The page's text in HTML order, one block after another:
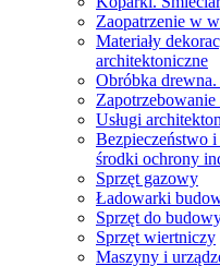
Zaopatrzenie w
Materiały
architektoniczne
Obróbka
Zapotrzebowanie
Usługi
Bezpieczeństwo
środki ochrony
Sprzęt gazowy
Ładowarki
Sprzęt do
Sprzęt wiertniczy
Maszyny i